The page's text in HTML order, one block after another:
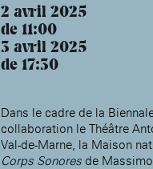
2 avril 2025
de 11:00
3 avril 2025
de 17:30
Dans le cadre de la
collaboration le Théâtre
Val-de-Marne, la Maison
CorpsSonoresde
Histoire de la Fondation
Patrimoine
Attribuer des ateliers
Diffuser dans son centre
d’art, la
Promouvoir la scène
résidence de Moly-
Sabata
Accompagner le grand
âge, à laMaison
nationale des artistes
MABA
Maison nationale
des artistes
Bibliothèque
À PARIS
Cabinet de curiosité et
Rotonde Balzac de